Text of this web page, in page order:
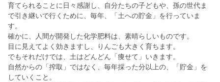
育てられることに日々感謝し、自分たちの子どもや、孫の世代ま
で引き継いで行くために、毎年、「土への貯金」を行っていま
す。
確かに、人間が開発した化学肥料は、素晴らしいものです。
目に見えてよく効きますし、りんごも大きく育ちます。
でもそれだけでは、土はどんどん「痩せて」いきます。
自然からの「搾取」ではなく、毎年採った分以上の、「貯金」を
していくこと。